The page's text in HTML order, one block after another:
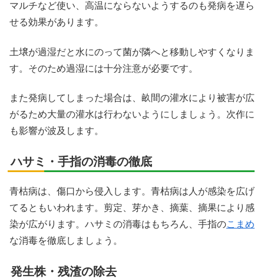
マルチなど使い、高温にならないようするのも発病を遅ら
せる効果があります。
土壌が過湿だと水にのって菌が隣へと移動しやすくなりま
す。そのため過湿には十分注意が必要です。
また発病してしまった場合は、畝間の灌水により被害が広
がるため大量の灌水は行わないようにしましょう。次作に
も影響が波及します。
ハサミ・手指の消毒の徹底
青枯病は、傷口から侵入します。青枯病は人が感染を広げ
てるともいわれます。剪定、芽かき、摘葉、摘果により感
染が広がります。ハサミの消毒はもちろん、手指のこまめ
な消毒を徹底しましょう。
発生株・残渣の除去